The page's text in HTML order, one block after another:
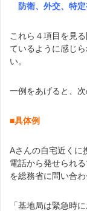
防衛、外交、特定
これら４項目を見
ているように感じ
い。
一例をあげると、次
■具体例
Aさんの自宅近くに
電話から発せられ
を総務省に問い合わ
「基地局は緊急時